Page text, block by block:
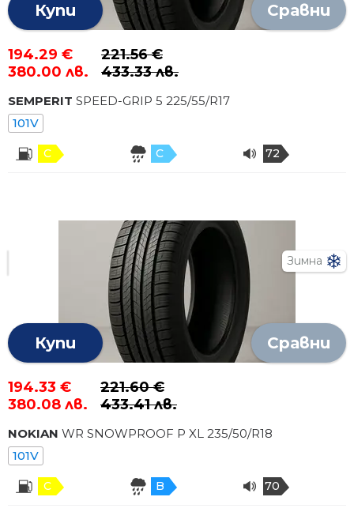
Купи Сравни
194.29 €
380.00 лв.
221.56 €
433.33 лв.
SEMPERIT SPEED-GRIP 5 225/55/R17
101V
C C 72
Зимна
Купи Сравни
194.33 €
380.08 лв.
221.60 €
433.41 лв.
NOKIAN WR SNOWPROOF P XL 235/50/R18
101V
C B 70